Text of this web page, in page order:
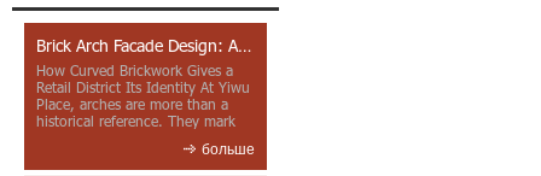
Brick Arch Facade Design: A Closer Look at Yiwu Place
How Curved Brickwork Gives a
Retail District Its Identity At Yiwu
Place, arches are more than a
historical reference. They mark
больше